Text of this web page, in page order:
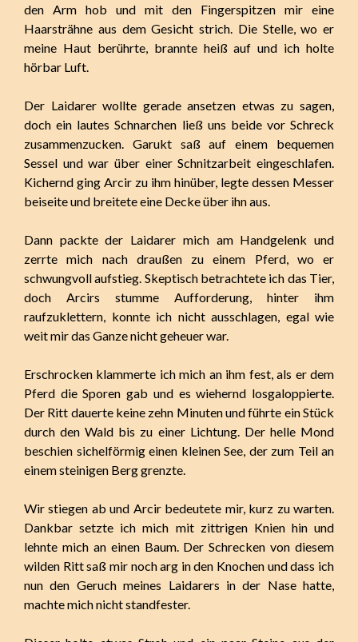
den Arm hob und mit den Fingerspitzen mir eine
Haarsträhne aus dem Gesicht strich. Die Stelle, wo er
meine Haut berührte, brannte heiß auf und ich holte
hörbar Luft.
Der Laidarer wollte gerade ansetzen etwas zu sagen,
doch ein lautes Schnarchen ließ uns beide vor Schreck
zusammenzucken. Garukt saß auf einem bequemen
Sessel und war über einer Schnitzarbeit eingeschlafen.
Kichernd ging Arcir zu ihm hinüber, legte dessen Messer
beiseite und breitete eine Decke über ihn aus.
Dann packte der Laidarer mich am Handgelenk und
zerrte mich nach draußen zu einem Pferd, wo er
schwungvoll aufstieg. Skeptisch betrachtete ich das Tier,
doch Arcirs stumme Aufforderung, hinter ihm
raufzuklettern, konnte ich nicht ausschlagen, egal wie
weit mir das Ganze nicht geheuer war.
Erschrocken klammerte ich mich an ihm fest, als er dem
Pferd die Sporen gab und es wiehernd losgaloppierte.
Der Ritt dauerte keine zehn Minuten und führte ein Stück
durch den Wald bis zu einer Lichtung. Der helle Mond
beschien sichelförmig einen kleinen See, der zum Teil an
einem steinigen Berg grenzte.
Wir stiegen ab und Arcir bedeutete mir, kurz zu warten.
Dankbar setzte ich mich mit zittrigen Knien hin und
lehnte mich an einen Baum. Der Schrecken von diesem
wilden Ritt saß mir noch arg in den Knochen und dass ich
nun den Geruch meines Laidarers in der Nase hatte,
machte mich nicht standfester.